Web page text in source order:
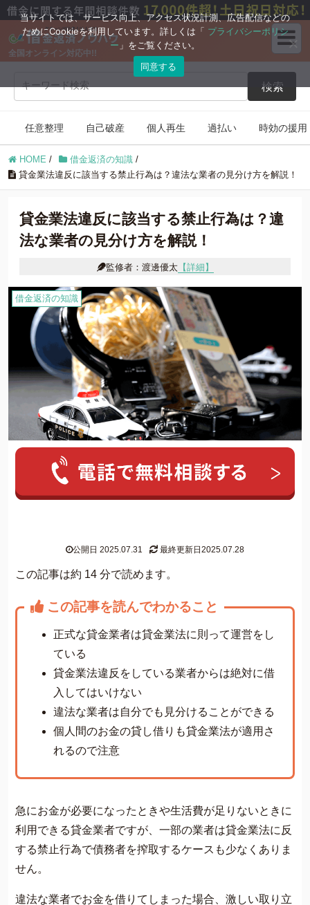
全国オンライン対応中!!
検索
ブログコンテンツ
任意整理
時効の援用 住宅ローン
借金返済の知識
グリーン司法書士法人について
グリーン司法書士法人のご紹介
無料相談の流れ
費用について
よくあるご質問
サイト内の画像等のご利用条件
借金返済の相談はコチラ
任意整理 自己破産 個人再生 過払い 時効の援用
HOME / 借金返済の知識 /
貸金業法違反に該当する禁止行為は？違法な業者の見分け方を解説！
貸金業法違反に該当する禁止行為は？違
法な業者の見分け方を解説！
監修者：渡邊優太【詳細】
借金返済の知識
公開日 2025.07.31 最終更新日2025.07.28
この記事は約 14 分で読めます。
この記事を読んでわかること
正式な貸金業者は貸金業法に則って運営をし
ている
貸金業法違反をしている業者からは絶対に借
入してはいけない
違法な業者は自分でも見分けることができる
個人間のお金の貸し借りも貸金業法が適用さ
れるので注意
急にお金が必要になったときや生活費が足りないときに
利用できる貸金業者ですが、一部の業者は貸金業法に反
する禁止行為で債務者を搾取するケースも少なくありま
せん。
違法な業者でお金を借りてしまった場合、激しい取り立
当サイトでは、サービス向上、アクセス状況計測、広告配信などの
ためにCookieを利用しています。詳しくは「 プライバシーポリシ
ー 」をご覧ください。
同意する